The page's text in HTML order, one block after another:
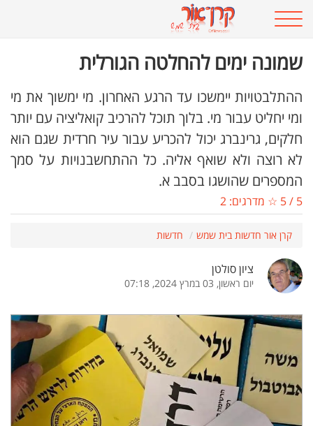
שמונה ימים להחלטה הגורלית
ההתלבטויות יימשכו עד הרגע האחרון. מי ימשוך את מי
ומי יחליט עבור מי. בלוך תוכל להרכיב קואליציה עם יותר
חלקים, גרינברג יכול להכריע עבור עיר חרדית שגם הוא
לא רוצה ולא שואף אליה. כל ההתחשבנויות על סמך
המספרים שהושגו בסבב א.
5
/
5 ☆ מדרגים: 2
קרן אור חדשות בית שמש חדשות
ציון סולטן
יום ראשון, 03 במרץ 2024, 07:18